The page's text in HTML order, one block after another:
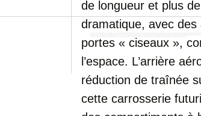
de longueur et plus
dramatique, avec
portes « ciseaux »,
l’espace. L’arrière
réduction de traînée
cette carrosserie